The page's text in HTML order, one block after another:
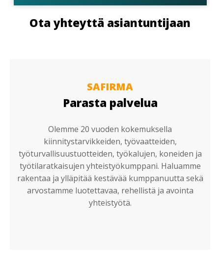
Ota yhteyttä asiantuntijaan
SAFIRMA
Parasta palvelua
Olemme 20 vuoden kokemuksella
kiinnitystarvikkeiden, työvaatteiden,
työturvallisuustuotteiden, työkalujen, koneiden ja
työtilaratkaisujen yhteistyökumppani. Haluamme
rakentaa ja ylläpitää kestävää kumppanuutta sekä
arvostamme luotettavaa, rehellistä ja avointa
yhteistyötä.